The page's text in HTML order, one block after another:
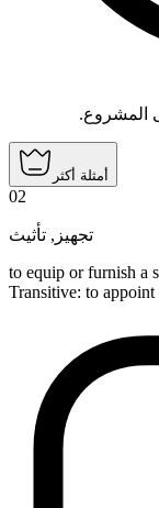
المشروع.
أمثلة أكثر
02
تجهيز , تأثيث
to equip or furnish a
Transitive: to appoint